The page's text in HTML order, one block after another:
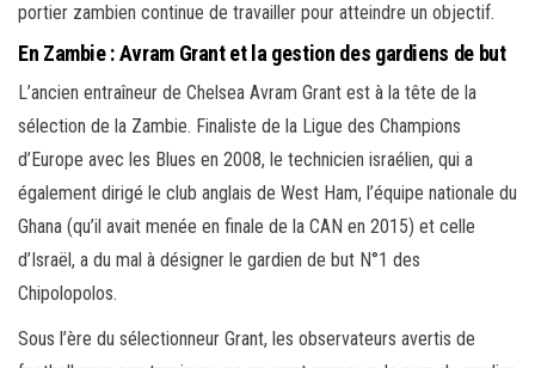
portier zambien continue de travailler pour atteindre un objectif.
En Zambie : Avram Grant et la gestion des gardiens de but
L’ancien entraîneur de Chelsea Avram Grant est à la tête de la
sélection de la Zambie. Finaliste de la Ligue des Champions
d’Europe avec les Blues en 2008, le technicien israélien, qui a
également dirigé le club anglais de West Ham, l’équipe nationale du
Ghana (qu’il avait menée en finale de la CAN en 2015) et celle
d’Israël, a du mal à désigner le gardien de but N°1 des
Chipolopolos.
Sous l’ère du sélectionneur Grant, les observateurs avertis de